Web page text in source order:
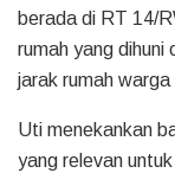
berada di RT 14/
rumah yang
jarak rumah
Uti menekankan
yang relevan